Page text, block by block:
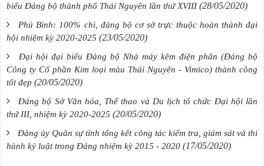
biểu Đảng bộ thành phố Thái Nguyên lần thứ XVIII (28/05/2020)
Phú Bình: 100% chi, đảng bộ cơ sở trực thuộc hoàn thành đại
hội nhiệm kỳ 2020-2025 (23/05/2020)
Đại hội đại biểu Đảng bộ Nhà máy kẽm điện phân (Đảng bộ
Công ty Cổ phần Kim loại màu Thái Nguyên - Vimico) thành công
tốt đẹp (20/05/2020)
Đảng bộ Sở Văn hóa, Thể thao và Du lịch tổ chức Đại hội lần
thứ III, nhiệm kỳ 2020-2025 (20/05/2020)
Đảng ủy Quân sự tỉnh tổng kết công tác kiểm tra, giám sát và thi
hành kỷ luật trong Đảng nhiệm kỳ 2015 - 2020 (17/05/2020)